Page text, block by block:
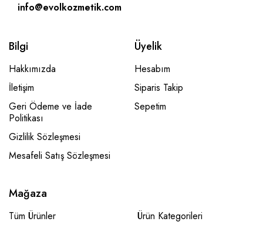
info@evolkozmetik.com
Bilgi
Hakkımızda
İletişim
Geri Ödeme ve İade
Politikası
Gizlilik Sözleşmesi
Mesafeli Satış Sözleşmesi
Üyelik
Hesabım
Siparis Takip
Sepetim
Mağaza
Tüm Ürünler Ürün Kategorileri